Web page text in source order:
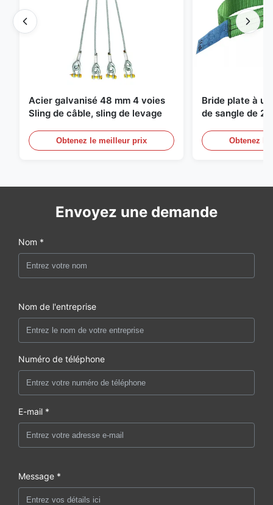
Acier galvanisé 48 mm 4 voies
Sling de câble, sling de levage
Obtenez le meilleur prix
Bride plate à
de sangle de 2
Obtenez
Envoyez une demande
Nom *
Nom de l'entreprise
Numéro de téléphone
E-mail *
Message *